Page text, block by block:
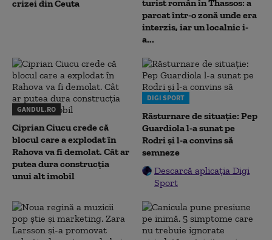
crizei din Ceuta
turist român în Thassos: a
parcat într-o zonă unde era
interzis, iar un localnic i-
a...
GANDUL.RO
Ciprian Ciucu crede că
blocul care a explodat în
Rahova va fi demolat. Cât ar
putea dura construcția
unui alt imobil
DIGI SPORT
Răsturnare de situație: Pep
Guardiola l-a sunat pe
Rodri și l-a convins să
semneze
Descarcă aplicația Digi
Sport